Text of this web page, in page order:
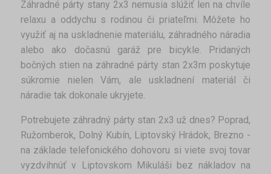
Záhradné párty stany 2x3 nemusia slúžiť len na chvíle
relaxu a oddychu s rodinou či priateľmi. Môžete ho
využiť aj na uskladnenie materiálu, záhradného náradia
alebo ako dočasnú garáž pre bicykle. Pridaných
bočných stien na záhradné párty stan 2x3m poskytuje
súkromie nielen Vám, ale uskladnení materiál či
náradie tak dokonale ukryjete.
Potrebujete záhradný párty stan 2x3 už dnes? Poprad,
Ružomberok, Dolný Kubín, Liptovský Hrádok, Brezno -
na základe telefonického dohovoru si viete svoj tovar
vyzdvihnúť v Liptovskom Mikuláši bez nákladov na